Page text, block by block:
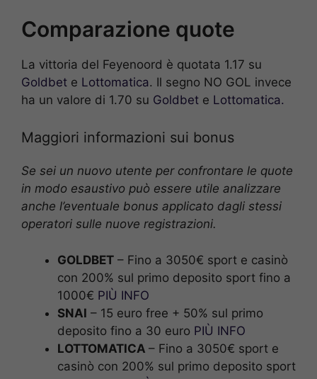
Comparazione quote
La vittoria del Feyenoord è quotata 1.17 su
Goldbet e Lottomatica. Il segno NO GOL invece
ha un valore di 1.70 su Goldbet e Lottomatica.
Maggiori informazioni sui bonus
Se sei un nuovo utente per confrontare le quote
in modo esaustivo può essere utile analizzare
anche l’eventuale bonus applicato dagli stessi
operatori sulle nuove registrazioni.
GOLDBET – Fino a 3050€ sport e casinò
con 200% sul primo deposito sport fino a
1000€ PIÙ INFO
SNAI – 15 euro free + 50% sul primo
deposito fino a 30 euro PIÙ INFO
LOTTOMATICA – Fino a 3050€ sport e
casinò con 200% sul primo deposito sport